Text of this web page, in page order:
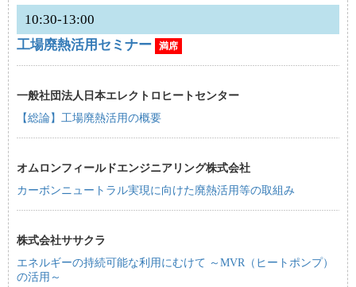
10:30-13:00
工場廃熱活用セミナー
満席
一般社団法人日本エレクトロヒートセンター
【総論】工場廃熱活用の概要
オムロンフィールドエンジニアリング株式会社
カーボンニュートラル実現に向けた廃熱活用等の取組み
株式会社ササクラ
エネルギーの持続可能な利用にむけて ～MVR（ヒートポンプ）
の活用～